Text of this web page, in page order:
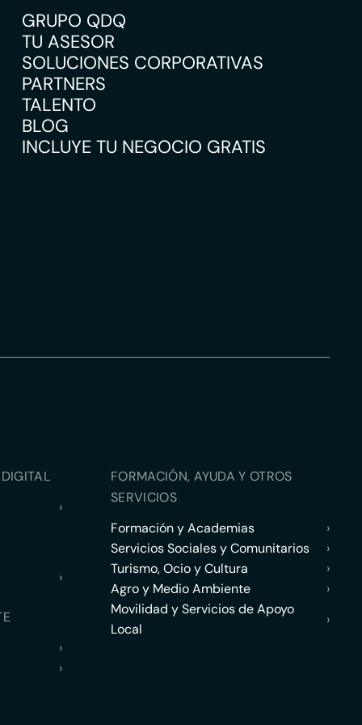
GRUPO QDQ
TU ASESOR
SOLUCIONES CORPORATIVAS
PARTNERS
TALENTO
BLOG
INCLUYE TU NEGOCIO GRATIS
›
›
›
›
FORMACIÓN, AYUDA Y OTROS
SERVICIOS
Formación y Academias
›
Servicios Sociales y Comunitarios
›
Turismo, Ocio y Cultura
›
Agro y Medio Ambiente
›
Movilidad y Servicios de Apoyo
Local
›